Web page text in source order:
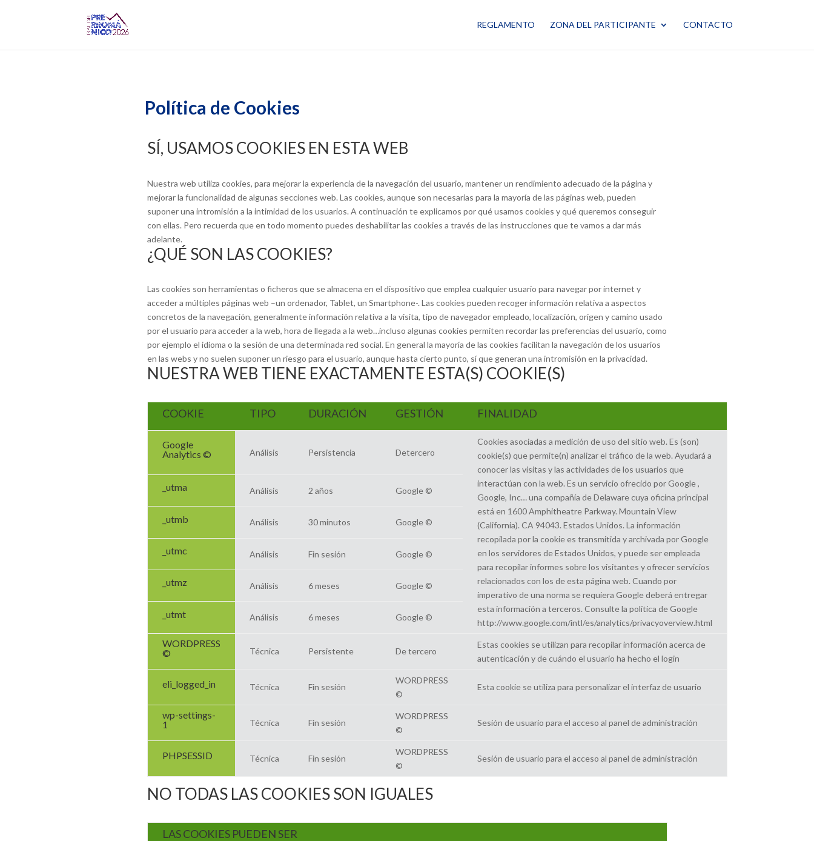
REGLAMENTO ZONA DEL PARTICIPANTE CONTACTO
Política de Cookies
SÍ, USAMOS COOKIES EN ESTA WEB
Nuestra web utiliza cookies, para mejorar la experiencia de la navegación del usuario, mantener un rendimiento adecuado de la página y
mejorar la funcionalidad de algunas secciones web. Las cookies, aunque son necesarias para la mayoría de las páginas web, pueden
suponer una intromisión a la intimidad de los usuarios. A continuación te explicamos por qué usamos cookies y qué queremos conseguir
con ellas. Pero recuerda que en todo momento puedes deshabilitar las cookies a través de las instrucciones que te vamos a dar más
adelante.
¿QUÉ SON LAS COOKIES?
Las cookies son herramientas o ficheros que se almacena en el dispositivo que emplea cualquier usuario para navegar por internet y
acceder a múltiples páginas web –un ordenador, Tablet, un Smartphone-. Las cookies pueden recoger información relativa a aspectos
concretos de la navegación, generalmente información relativa a la visita, tipo de navegador empleado, localización, origen y camino usado
por el usuario para acceder a la web, hora de llegada a la web…incluso algunas cookies permiten recordar las preferencias del usuario, como
por ejemplo el idioma o la sesión de una determinada red social. En general la mayoría de las cookies facilitan la navegación de los usuarios
en las webs y no suelen suponer un riesgo para el usuario, aunque hasta cierto punto, sí que generan una intromisión en la privacidad.
NUESTRA WEB TIENE EXACTAMENTE ESTA(S) COOKIE(S)
COOKIE TIPO DURACIÓN GESTIÓN FINALIDAD
Google
Analytics ©
Análisis Persistencia Detercero
Cookies asociadas a medición de uso del sitio web. Es (son)
cookie(s) que permite(n) analizar el tráfico de la web. Ayudará a
conocer las visitas y las actividades de los usuarios que
interactúan con la web. Es un servicio ofrecido por Google ,
Google, Inc… una compañía de Delaware cuya oficina principal
está en 1600 Amphitheatre Parkway. Mountain View
(California). CA 94043. Estados Unidos. La información
recopilada por la cookie es transmitida y archivada por Google
en los servidores de Estados Unidos, y puede ser empleada
para recopilar informes sobre los visitantes y ofrecer servicios
relacionados con los de esta página web. Cuando por
imperativo de una norma se requiera Google deberá entregar
esta información a terceros. Consulte la política de Google
http://www.google.com/intl/es/analytics/privacyoverview.html
_utma Análisis 2 años Google ©
_utmb Análisis 30 minutos Google ©
_utmc Análisis Fin sesión Google ©
_utmz Análisis 6 meses Google ©
_utmt Análisis 6 meses Google ©
WORDPRESS
©
Técnica Persistente De tercero
Estas cookies se utilizan para recopilar información acerca de
autenticación y de cuándo el usuario ha hecho el login
eli_logged_in Técnica Fin sesión
WORDPRESS
©
Esta cookie se utiliza para personalizar el interfaz de usuario
wp-settings-
1
Técnica Fin sesión
WORDPRESS
©
Sesión de usuario para el acceso al panel de administración
PHPSESSID Técnica Fin sesión
WORDPRESS
©
Sesión de usuario para el acceso al panel de administración
NO TODAS LAS COOKIES SON IGUALES
LAS COOKIES PUEDEN SER